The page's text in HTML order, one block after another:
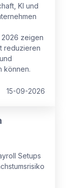
KI und
zeigen
reduzieren
können.
15-09-2026
Setups